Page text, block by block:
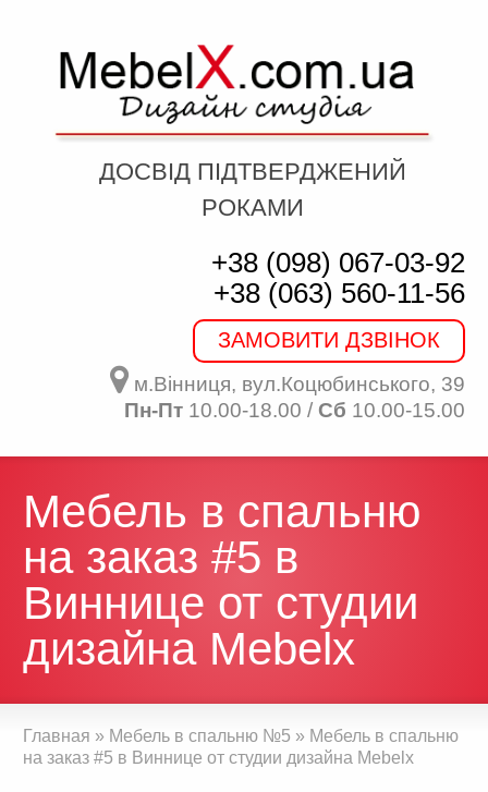
ДОСВІД ПІДТВЕРДЖЕНИЙ
РОКАМИ
+38 (098) 067-03-92
+38 (063) 560-11-56
ЗАМОВИТИ ДЗВІНОК
м.Вінниця, вул.Коцюбинського, 39
Пн-Пт10.00-18.00 / Сб 10.00-15.00
Мебель в спальню
на заказ #5 в
Виннице от студии
дизайна Mebelx
Главная » Мебель в спальню №5 » Мебель в спальню
на заказ #5 в Виннице от студии дизайна Mebelx